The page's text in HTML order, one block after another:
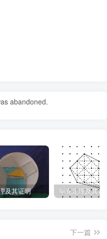
abandoned.
及其证明 毕克定理及其证明
下一篇